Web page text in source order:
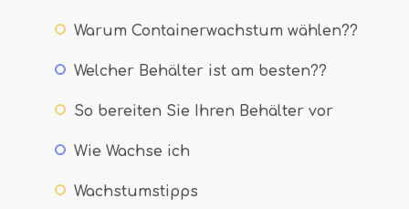
Warum Containerwachstum wählen??
Welcher Behälter ist am besten??
So bereiten Sie Ihren Behälter vor
Wie Wachse ich
Wachstumstipps